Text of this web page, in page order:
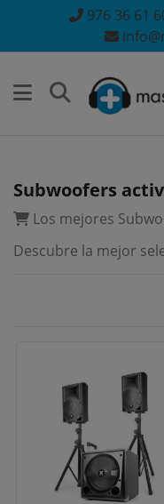
976 36 61
Subwoofers
Los mejores
Descubre la mejor